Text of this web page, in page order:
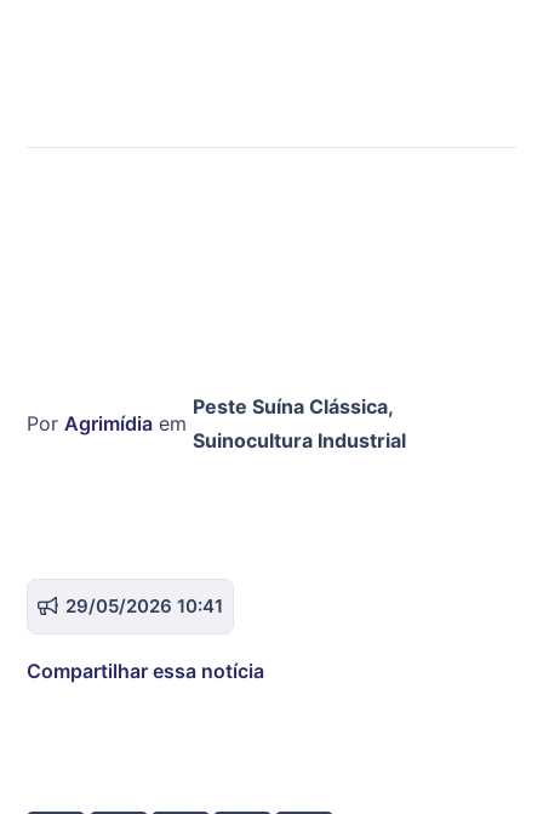
Por Agrimídia em
Peste Suína Clássica,
Suinocultura Industrial
29/05/2026 10:41
Compartilhar essa notícia